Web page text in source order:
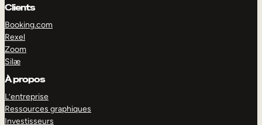
Clients
Booking.com
Rexel
Zoom
Silæ
À propos
L’entreprise
Ressources graphiques
Investisseurs